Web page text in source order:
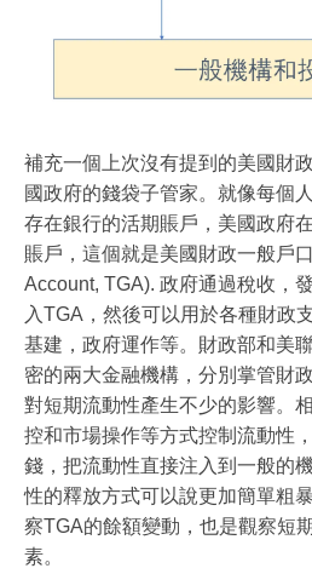
補充一個上次沒有提到的美國財
國政府的錢袋子管家。就像每個
存在銀行的活期賬戶，美國政府
賬戶，這個就是美國財政一般戶
Account, TGA). 政府通過稅收，
入TGA，然後可以用於各種財政
基建，政府運作等。財政部和美
密的兩大金融機構，分別掌管財
對短期流動性產生不少的影響。
控和市場操作等方式控制流動性
錢，把流動性直接注入到一般的
性的釋放方式可以說更加簡單粗
察TGA的餘額變動，也是觀察短
素。